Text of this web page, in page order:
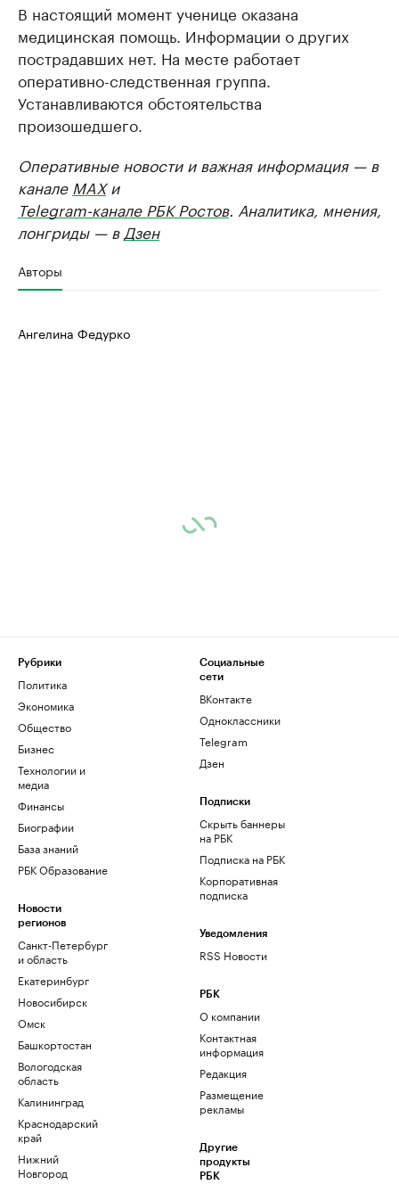
В настоящий момент ученице оказана
медицинская помощь. Информации о других
пострадавших нет. На месте работает
оперативно-следственная группа.
Устанавливаются обстоятельства
произошедшего.
Оперативные новости и важная информация — в
канале MAXи
Telegram-канале РБК Ростов. Аналитика, мнения,
лонгриды — в Дзен
Авторы
Ангелина Федурко
Рубрики
Политика
Экономика
Общество
Бизнес
Технологии и
медиа
Финансы
Биографии
База знаний
РБК Образование
Новости
регионов
Санкт-Петербург
и область
Екатеринбург
Новосибирск
Омск
Башкортостан
Вологодская
область
Калининград
Краснодарский
край
Нижний
Новгород
Социальные
сети
ВКонтакте
Одноклассники
Telegram
Дзен
Подписки
Скрыть баннеры
на РБК
Подписка на РБК
Корпоративная
подписка
Уведомления
RSS Новости
РБК
О компании
Контактная
информация
Редакция
Размещение
рекламы
Другие
продукты
РБК